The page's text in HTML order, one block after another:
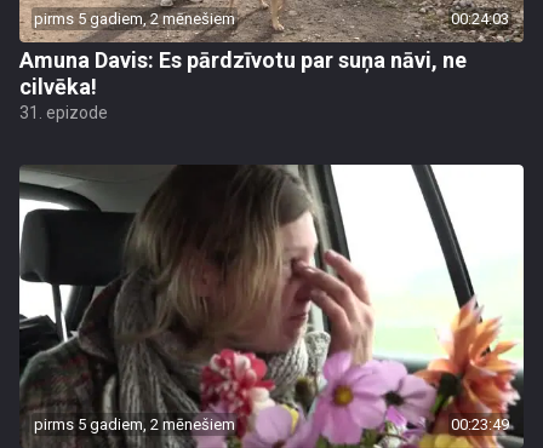
pirms 5 gadiem, 2 mēnešiem 00:24:03
Amuna Davis: Es pārdzīvotu par suņa nāvi, ne
cilvēka!
31. epizode
pirms 5 gadiem, 2 mēnešiem 00:23:49